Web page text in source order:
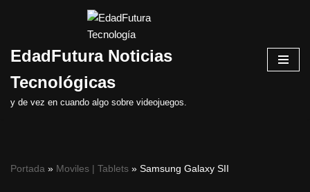
al
EdadFutura Noticias
Tecnológicas
y de vez en cuando algo sobre videojuegos.
Portada » Moviles | Tablets » Samsung Galaxy SII